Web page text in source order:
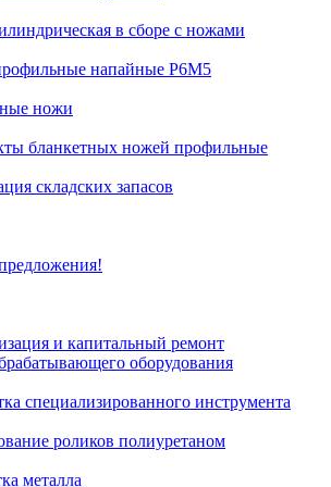
в сборе с ножами
напайные Р6М5
ножи
бланкетных ножей профильные
складских запасов
и капитальный ремонт
оборудования
специализированного инструмента
роликов полиуретаном
металла